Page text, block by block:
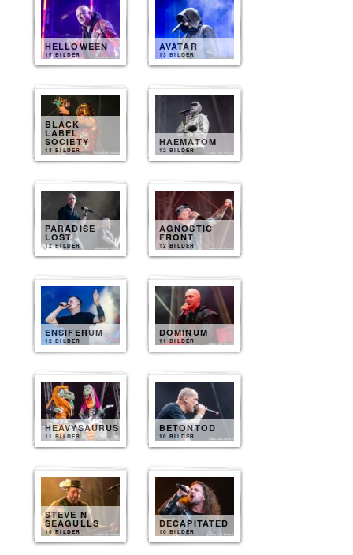
HELLOWEEN
15 BILDER
AVATAR
13 BILDER
BLACK
LABEL
SOCIETY
13 BILDER
HAEMATOM
12 BILDER
PARADISE
LOST
12 BILDER
AGNOSTIC
FRONT
12 BILDER
ENSIFERUM
12 BILDER
DOMINUM
11 BILDER
HEAVYSAURUS
11 BILDER
BETONTOD
10 BILDER
STEVE N
SEAGULLS
10 BILDER
DECAPITATED
10 BILDER